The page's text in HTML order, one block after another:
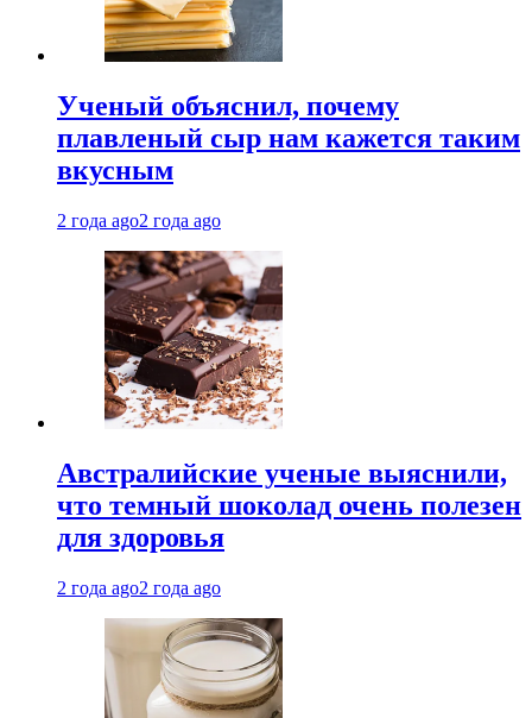
Ученый объяснил, почему
плавленый сыр нам кажется таким
вкусным
2 года ago2 года ago
Австралийские ученые выяснили,
что темный шоколад очень полезен
для здоровья
2 года ago2 года ago